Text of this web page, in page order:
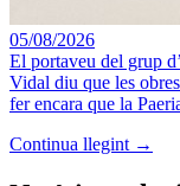
05/08/2026
El portaveu del grup
Vidal diu que les
fer encara que la
Continua llegint →